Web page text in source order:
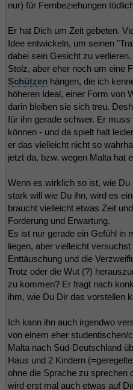
nur) für Fernbeziehungen
Er hat Dich um Zeit gebeten.
Idee entwickeln, um seinen
dabei sein Gesicht zu
Stolz, aber eher noch um eine
Schützen hängen, die ich
höheren Ideal, einer Form von
darin bleiben sie sich treu.
für ihn gerade schwer. Er
können - und da spielt halt
er das vielleicht nicht so
jetzt da, bzw. wegen Malta hat
Wenn es wirklich so ist, wie
stark will wie Du ihn, wird es
braucht vielleicht etwas Zeit
Forderung und Erwartung.
Es ist nur gerade ein Gefühl in
liegen, aber vielleicht
Enttäuschung und die
Trotz oder die Wut (?)
zu kommen? Er fragt nach
ihm, wie Du Dir das vorstellen
Ich kann ihn auch irgendwo
von einem eher studentischen/
Malta nach Süd-Deutschland
Haus und 2 Kindern
ohne die Sprache zu sprechen
wird erst mal auch etwas auf